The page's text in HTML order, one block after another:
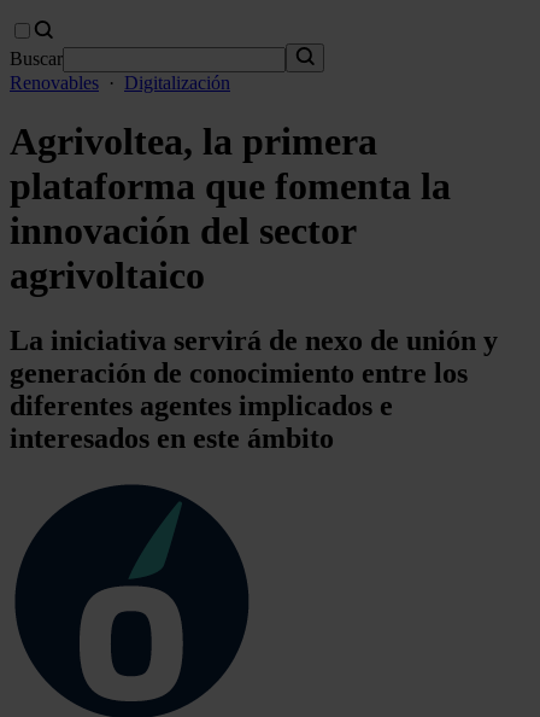
Buscar
Renovables · Digitalización
Agrivoltea, la primera
plataforma que fomenta la
innovación del sector
agrivoltaico
La iniciativa servirá de nexo de unión y
generación de conocimiento entre los
diferentes agentes implicados e
interesados en este ámbito